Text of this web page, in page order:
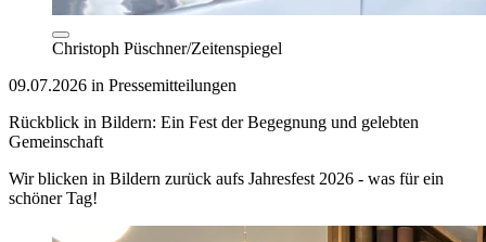
Christoph Püschner/Zeitenspiegel
09.07.2026 in Pressemitteilungen
Rückblick in Bildern: Ein Fest der Begegnung und gelebten
Gemeinschaft
Wir blicken in Bildern zurück aufs Jahresfest 2026 - was für ein
schöner Tag!